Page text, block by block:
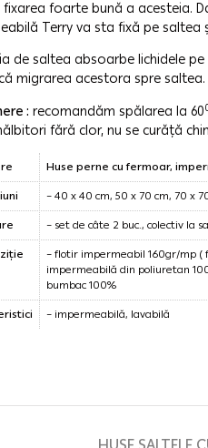
fixarea foarte bună a acesteia.
Terry va sta fixă pe saltea
de saltea absoarbe lichidele
migrarea acestora spre saltea.
: recomandăm spălarea la 60
fără clor, nu se curăță
Huse perne cu fermoar,
– 40 x 40 cm, 50 x 70 cm, 70 x
– set de câte 2 buc., colectiv la
– flotir impermeabil 160gr/mp (
impermeabilă din poliuretan
bumbac 100%
– impermeabilă, lavabilă